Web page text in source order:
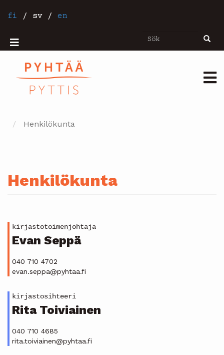
tillfi / sv / en
Sök Sök
Mobiilivalikko
Henkilökunta
Henkilökunta
kirjastotoimenjohtaja
Evan Seppä
040 710 4702
evan.seppa@pyhtaa.fi
kirjastosihteeri
Rita Toiviainen
040 710 4685
rita.toiviainen@pyhtaa.fi